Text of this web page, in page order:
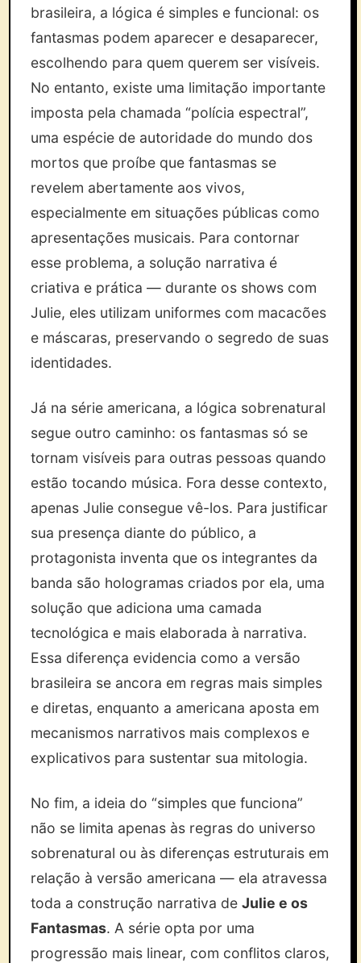
brasileira, a lógica é simples e funcional: os
fantasmas podem aparecer e desaparecer,
escolhendo para quem querem ser visíveis.
No entanto, existe uma limitação importante
imposta pela chamada “polícia espectral”,
uma espécie de autoridade do mundo dos
mortos que proíbe que fantasmas se
revelem abertamente aos vivos,
especialmente em situações públicas como
apresentações musicais. Para contornar
esse problema, a solução narrativa é
criativa e prática — durante os shows com
Julie, eles utilizam uniformes com macacões
e máscaras, preservando o segredo de suas
identidades.
Já na série americana, a lógica sobrenatural
segue outro caminho: os fantasmas só se
tornam visíveis para outras pessoas quando
estão tocando música. Fora desse contexto,
apenas Julie consegue vê-los. Para justificar
sua presença diante do público, a
protagonista inventa que os integrantes da
banda são hologramas criados por ela, uma
solução que adiciona uma camada
tecnológica e mais elaborada à narrativa.
Essa diferença evidencia como a versão
brasileira se ancora em regras mais simples
e diretas, enquanto a americana aposta em
mecanismos narrativos mais complexos e
explicativos para sustentar sua mitologia.
No fim, a ideia do “simples que funciona”
não se limita apenas às regras do universo
sobrenatural ou às diferenças estruturais em
relação à versão americana — ela atravessa
toda a construção narrativa deJulie e os
Fantasmas. A série opta por uma
progressão mais linear, com conflitos claros,